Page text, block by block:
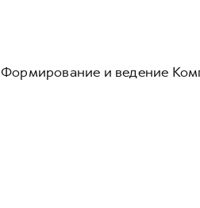
Формирование и ведение